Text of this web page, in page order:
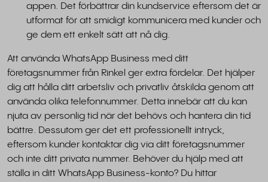
appen. Det förbättrar din kundservice eftersom det är
utformat för att smidigt kommunicera med kunder och
ge dem ett enkelt sätt att nå dig.
Att använda WhatsApp Business med ditt
företagsnummer från Rinkel ger extra fördelar. Det hjälper
dig att hålla ditt arbetsliv och privatliv åtskilda genom att
använda olika telefonnummer. Detta innebär att du kan
njuta av personlig tid när det behövs och hantera din tid
bättre. Dessutom ger det ett professionellt intryck,
eftersom kunder kontaktar dig via ditt företagsnummer
och inte ditt privata nummer. Behöver du hjälp med att
ställa in ditt WhatsApp Business-konto? Du hittar